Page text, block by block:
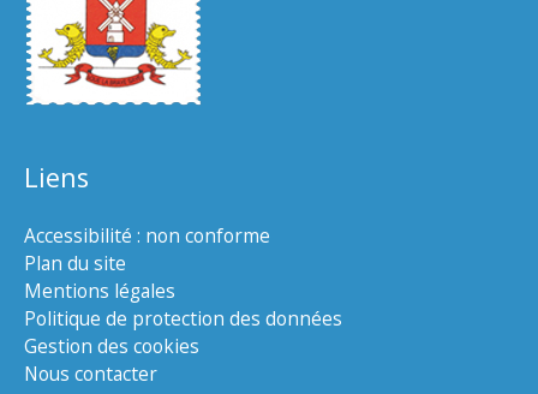
Liens
Accessibilité : non conforme
Plan du site
Mentions légales
Politique de protection des données
Gestion des cookies
Nous contacter